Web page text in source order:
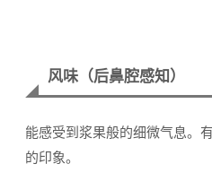
风味（后鼻腔感知）
能感受到浆果般的细微气息。
的印象。